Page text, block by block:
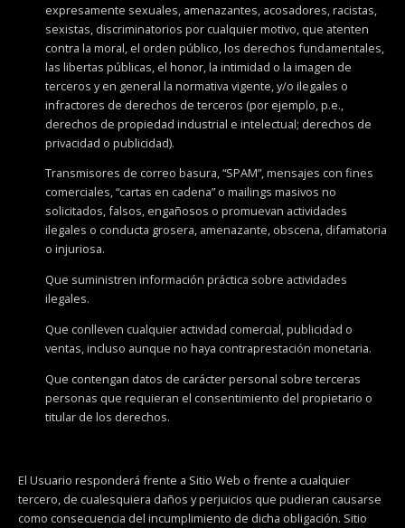
expresamente sexuales, amenazantes, acosadores, racistas,
sexistas, discriminatorios por cualquier motivo, que atenten
contra la moral, el orden público, los derechos fundamentales,
las libertas públicas, el honor, la intimidad o la imagen de
terceros y en general la normativa vigente, y/o ilegales o
infractores de derechos de terceros (por ejemplo, p.e.,
derechos de propiedad industrial e intelectual; derechos de
privacidad o publicidad).
Transmisores de correo basura, “SPAM”, mensajes con fines
comerciales, “cartas en cadena” o mailings masivos no
solicitados, falsos, engañosos o promuevan actividades
ilegales o conducta grosera, amenazante, obscena, difamatoria
o injuriosa.
Que suministren información práctica sobre actividades
ilegales.
Que conlleven cualquier actividad comercial, publicidad o
ventas, incluso aunque no haya contraprestación monetaria.
Que contengan datos de carácter personal sobre terceras
personas que requieran el consentimiento del propietario o
titular de los derechos.
El Usuario responderá frente a Sitio Web o frente a cualquier
tercero, de cualesquiera daños y perjuicios que pudieran causarse
como consecuencia del incumplimiento de dicha obligación. Sitio